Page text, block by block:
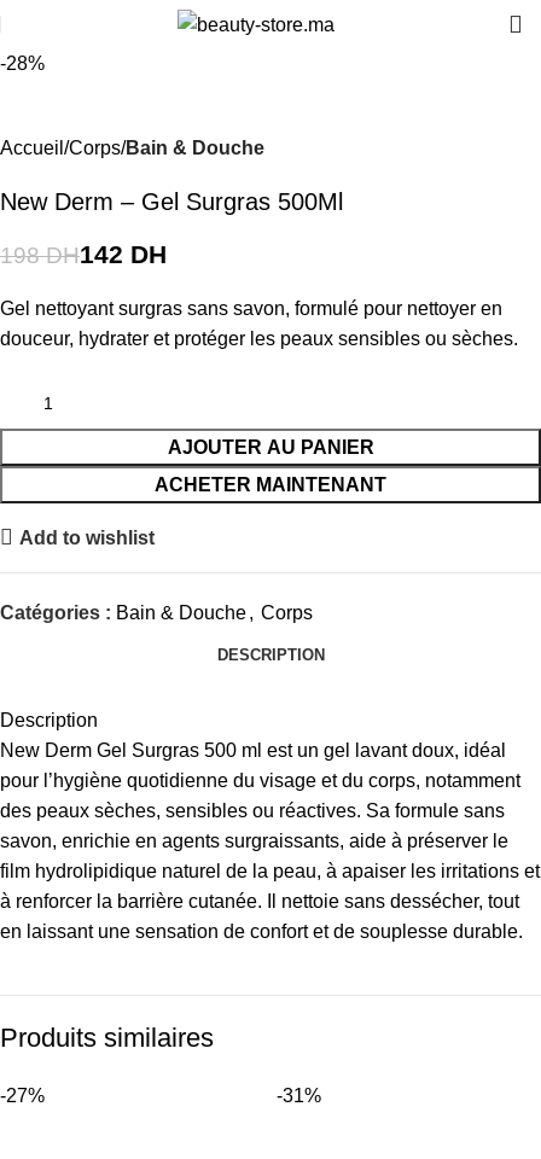
-28%
Accueil Corps Bain & Douche
New Derm – Gel Surgras 500Ml
198DH142 DH
Gel nettoyant surgras sans savon, formulé pour nettoyer en
douceur, hydrater et protéger les peaux sensibles ou sèches.
AJOUTER AU PANIER
ACHETER MAINTENANT
Add to wishlist
Catégories : Bain & Douche, Corps
DESCRIPTION
Description
New Derm Gel Surgras 500 ml est un gel lavant doux, idéal
pour l’hygiène quotidienne du visage et du corps, notamment
des peaux sèches, sensibles ou réactives. Sa formule sans
savon, enrichie en agents surgraissants, aide à préserver le
film hydrolipidique naturel de la peau, à apaiser les irritations et
à renforcer la barrière cutanée. Il nettoie sans dessécher, tout
en laissant une sensation de confort et de souplesse durable.
Produits similaires
-27% -31%